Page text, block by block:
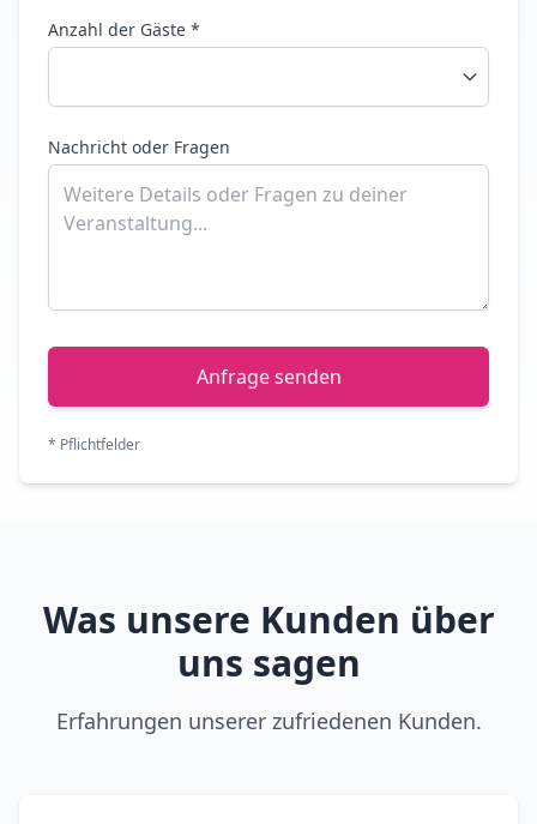
Anzahl der Gäste *
Nachricht oder Fragen
Anfrage senden
* Pflichtfelder
Was unsere Kunden über
uns sagen
Erfahrungen unserer zufriedenen Kunden.